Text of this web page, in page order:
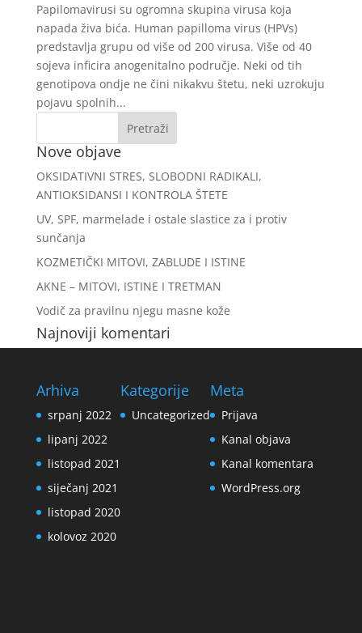
Papilomavirusi su ogromna skupina virusa koja
napada živa bića. Human papilloma virus (HPVs)
predstavlja grupu od više od 200 virusa. Više od 40
sojeva inficira anogenitalno područje. Neki od tih
genotipova ondje ne čini nikakvu štetu, neki uzrokuju
pojavu spolnih...
Nove objave
OKSIDATIVNI STRES, SLOBODNI RADIKALI,
ANTIOKSIDANSI I KONTROLA ŠTETE
UV, SPF, marmelade i ostale slastice za i protiv
sunčanja
KOZMETIČKI MITOVI, ZABLUDE I ISTINE
AKNE – MITOVI, ISTINE I TRETMAN
Vodič za pravilnu njegu masne kože
Najnoviji komentari
Arhiva
srpanj 2022
lipanj 2022
listopad 2021
siječanj 2021
listopad 2020
kolovoz 2020
Kategorije
Uncategorized
Meta
Prijava
Kanal objava
Kanal komentara
WordPress.org